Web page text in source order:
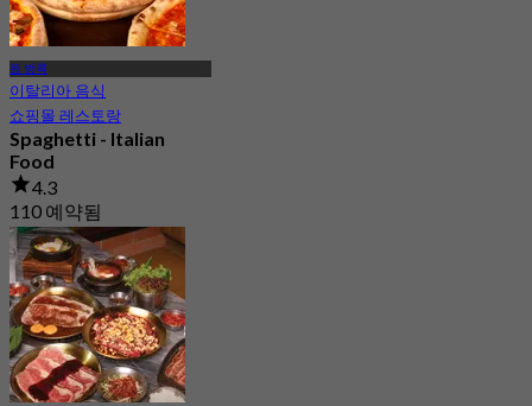
원 방콕
이탈리아 음식
쇼핑몰 레스토랑
Spaghetti - Italian
Food
4.3
110 예약됨
에서฿ 462.5